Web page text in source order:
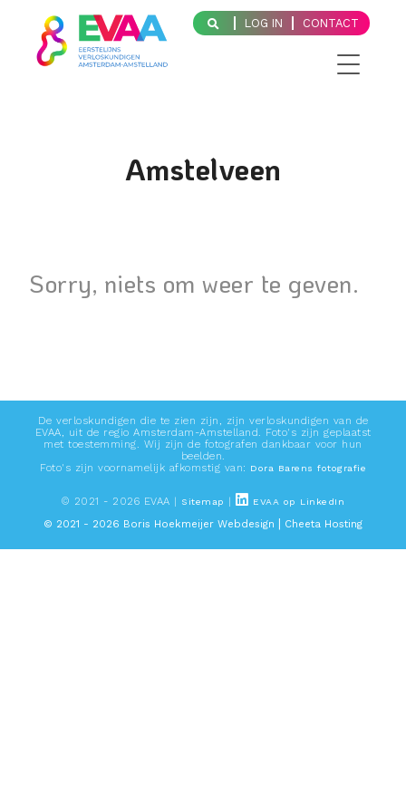
CONTACT
LOG IN
Amstelveen
Sorry, niets om weer te geven.
De verloskundigen die te zien zijn, zijn verloskundigen van de
EVAA, uit de regio Amsterdam-Amstelland. Foto's zijn geplaatst
met toestemming. Wij zijn de fotografen dankbaar voor hun
beelden.
Foto's zijn voornamelijk afkomstig van: Dora Barens fotografie
© 2021 - 2026 EVAA | Sitemap | EVAA op LinkedIn
© 2021 - 2026 Boris Hoekmeijer Webdesign Cheeta Hosting